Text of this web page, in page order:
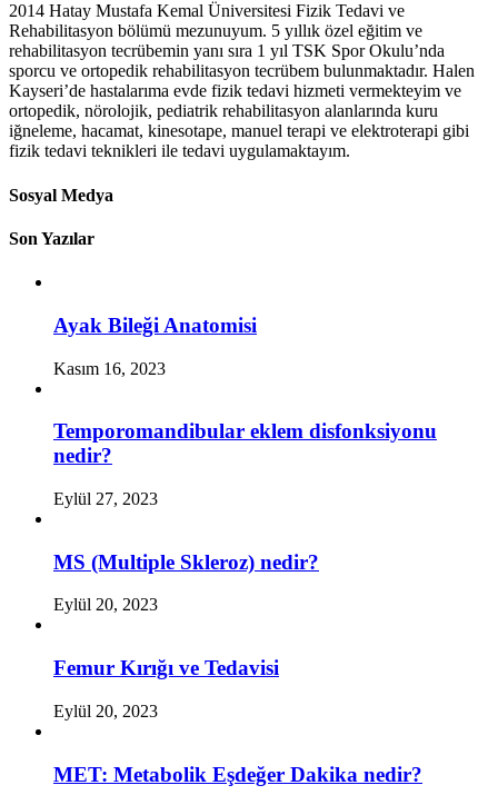
2014 Hatay Mustafa Kemal Üniversitesi Fizik Tedavi ve
Rehabilitasyon bölümü mezunuyum. 5 yıllık özel eğitim ve
rehabilitasyon tecrübemin yanı sıra 1 yıl TSK Spor Okulu’nda
sporcu ve ortopedik rehabilitasyon tecrübem bulunmaktadır. Halen
Kayseri’de hastalarıma evde fizik tedavi hizmeti vermekteyim ve
ortopedik, nörolojik, pediatrik rehabilitasyon alanlarında kuru
iğneleme, hacamat, kinesotape, manuel terapi ve elektroterapi gibi
fizik tedavi teknikleri ile tedavi uygulamaktayım.
Sosyal Medya
Son Yazılar
Ayak Bileği Anatomisi
Kasım 16, 2023
Temporomandibular eklem disfonksiyonu
nedir?
Eylül 27, 2023
MS (Multiple Skleroz) nedir?
Eylül 20, 2023
Femur Kırığı ve Tedavisi
Eylül 20, 2023
MET: Metabolik Eşdeğer Dakika nedir?